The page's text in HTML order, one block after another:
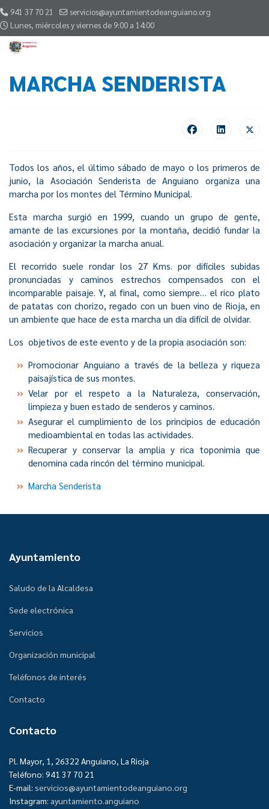
941 37 70 21
servicios@ayuntamientodeanguiano.org
Lunes, miércoles y viernes de 9:00 a 14:00
MARCHA SENDERISTA
Todos los años, el último sábado de mayo o los primeros de
junio, la Asociación Senderista de Anguiano organiza una
marcha por los montes del Término Municipal.
Esta marcha surgió en 1999, cuando un grupo de gente,
amante de las excursiones por la montaña, decidió fundar la
asociación y organizar la marcha anual.
El recorrido suele rondar los 27 Kms. por difíciles subidas
pronunciadas y caminos estrechos compensados con el
incomparable paisaje. Y, al final, como siempre… el rico plato
de patatas con chorizo, regado con un buen vino de Rioja, en
un ambiente que hace de esta marcha un día difícil de olvidar.
Los objetivos de este evento y de la propia asociación son:
Promocionar Anguiano a través de la belleza y riqueza
paisajística de sus montes.
Velar por el respeto a la Naturaleza, conservación,
limpieza y buen estado de senderos y caminos.
Asegurar el cumplimiento de los principios de educación
medioambiental en todas las actividades.
Recuperar y conservar la amplia y rica toponimia que
denomina cada rincón del término municipal.
Marcha Senderista
Ayuntamiento
Saludo de la Alcaldesa
Sede electrónica
Servicios
Organización municipal
Teléfonos de interés
Contacto
Contacto
Pl. Mayor, 1, 26322 Anguiano, La Rioja
Teléfono: 941 37 70 21
E-mail: servicios@ayuntamientodeanguiano.org
Instagram: ayuntamiento.anguiano